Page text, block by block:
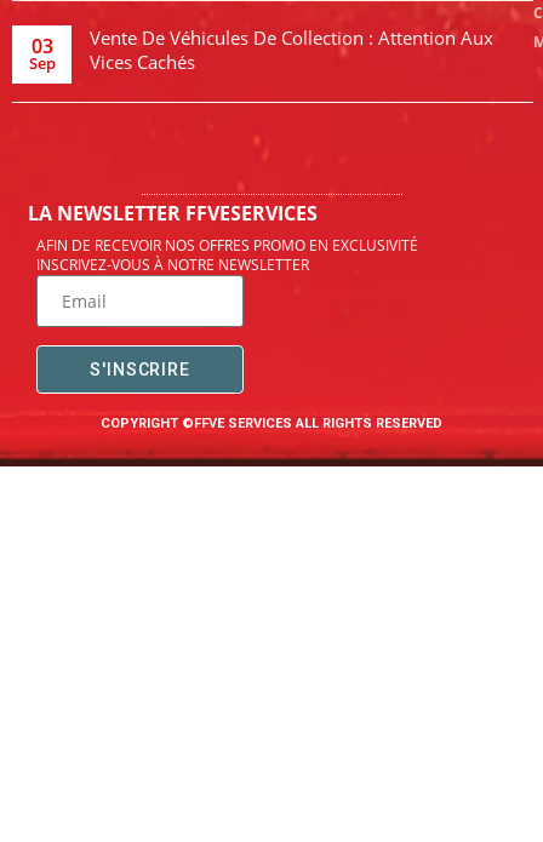
03
Sep
Vente De Véhicules De Collection : Attention Aux
Vices Cachés
LA NEWSLETTER FFVESERVICES
AFIN DE RECEVOIR NOS OFFRES PROMO EN EXCLUSIVITÉ
INSCRIVEZ-VOUS À NOTRE NEWSLETTER
S'INSCRIRE
COPYRIGHT ©FFVE SERVICES ALL RIGHTS RESERVED